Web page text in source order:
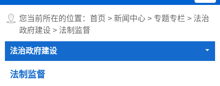
您当前所在的位置： 首页 > 新闻中心 > 专题专栏 > 法治
政府建设 > 法制监督
法治政府建设
法制监督